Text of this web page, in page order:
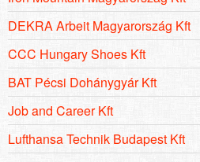
DEKRA Arbeit Magyarország Kft
CCC Hungary Shoes Kft
BAT Pécsi Dohánygyár Kft
Job and Career Kft
Lufthansa Technik Budapest Kft